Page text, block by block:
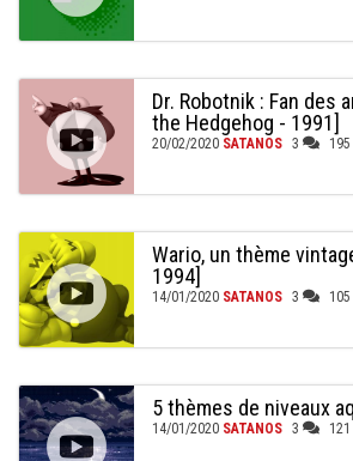
Dr. Robotnik : Fan des
the Hedgehog - 1991]
20/02/2020 SATANOS 3 195
Wario, un thème
1994]
14/01/2020 SATANOS 3 105
5 thèmes de niveaux
14/01/2020 SATANOS 3 121